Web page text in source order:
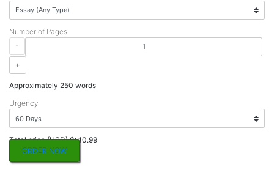
Number of Pages
-
+
Approximately 250 words
Urgency
Total price (USD) $: 10.99
ORDER NOW